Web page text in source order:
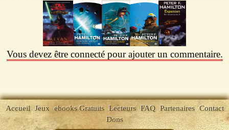
Vous devez être connecté pour ajouter un commentaire.
Accueil Jeux ebooks Gratuits Lecteurs FAQ Partenaires Contact
Dons